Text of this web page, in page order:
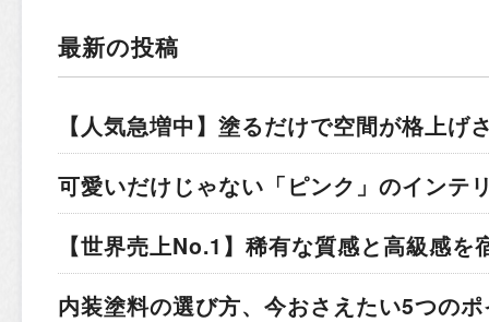
最新の投稿
【人気急増中】塗るだけで空間が格上げ
可愛いだけじゃない「ピンク」のインテ
【世界売上No.1】稀有な質感と高級感を
内装塗料の選び方、今おさえたい5つの